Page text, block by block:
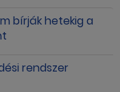
bírják hetekig a
rendszer